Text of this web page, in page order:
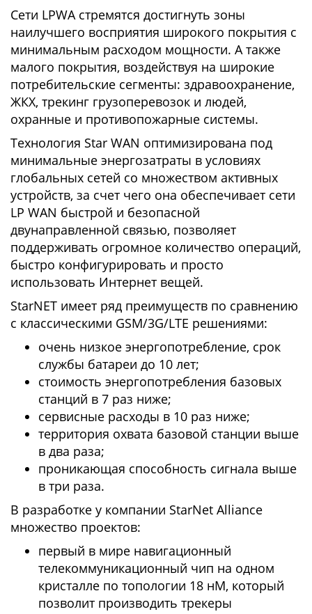
Сети LPWA стремятся достигнуть зоны
наилучшего восприятия широкого покрытия с
минимальным расходом мощности. А также
малого покрытия, воздействуя на широкие
потребительские сегменты: здравоохранение,
ЖКХ, трекинг грузоперевозок и людей,
охранные и противопожарные системы.
Технология Star WAN оптимизирована под
минимальные энергозатраты в условиях
глобальных сетей со множеством активных
устройств, за счет чего она обеспечивает сети
LP WAN быстрой и безопасной
двунаправленной связью, позволяет
поддерживать огромное количество операций,
быстро конфигурировать и просто
использовать Интернет вещей.
StarNET имеет ряд преимуществ по сравнению
с классическими GSM/3G/LTE решениями:
очень низкое энергопотребление, срок
службы батареи до 10 лет;
стоимость энергопотребления базовых
станций в 7 раз ниже;
сервисные расходы в 10 раз ниже;
территория охвата базовой станции выше
в два раза;
проникающая способность сигнала выше
в три раза.
В разработке у компании StarNet Alliance
множество проектов:
первый в мире навигационный
телекоммуникационный чип на одном
кристалле по топологии 18 нМ, который
позволит производить трекеры